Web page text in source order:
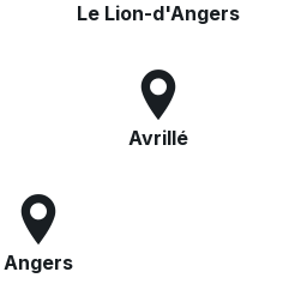
Le Lion-d'Angers
Avrillé
Angers